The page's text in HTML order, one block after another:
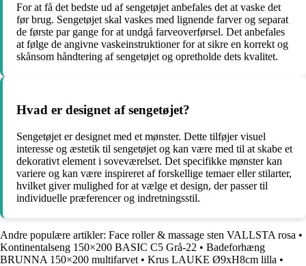
For at få det bedste ud af sengetøjet anbefales det at vaske det
før brug. Sengetøjet skal vaskes med lignende farver og separat
de første par gange for at undgå farveoverførsel. Det anbefales
at følge de angivne vaskeinstruktioner for at sikre en korrekt og
skånsom håndtering af sengetøjet og opretholde dets kvalitet.
Hvad er designet af sengetøjet?
Sengetøjet er designet med et mønster. Dette tilføjer visuel
interesse og æstetik til sengetøjet og kan være med til at skabe et
dekorativt element i soveværelset. Det specifikke mønster kan
variere og kan være inspireret af forskellige temaer eller stilarter,
hvilket giver mulighed for at vælge et design, der passer til
individuelle præferencer og indretningsstil.
Andre populære artikler: Face roller & massage sten VALLSTA rosa •
Kontinentalseng 150×200 BASIC C5 Grå-22 • Badeforhæng
BRUNNA 150×200 multifarvet • Krus LAUKE Ø9xH8cm lilla •